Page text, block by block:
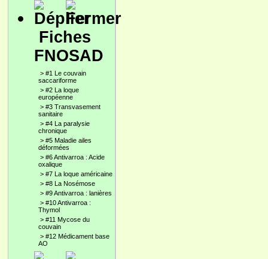
Fiches
FNOSAD
> #1 Le couvain
saccariforme
> #2 La loque
européenne
> #3 Transvasement
sanitaire
> #4 La paralysie
chronique
> #5 Maladie ailes
déformées
> #6 Antivarroa : Acide
oxalique
> #7 La loque américaine
> #8 La Nosémose
> #9 Antivarroa : lanières
> #10 Antivarroa :
Thymol
> #11 Mycose du
couvain
> #12 Médicament base
AO